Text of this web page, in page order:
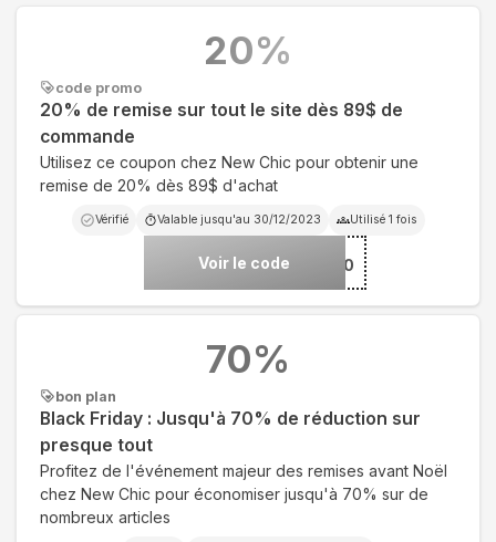
code promo
20% de remise sur tout le site dès 89$ de
commande
Utilisez ce coupon chez New Chic pour obtenir une
remise de 20% dès 89$ d'achat
Vérifié Valable jusqu'au 30/12/2023 Utilisé 1 fois
Voir le code***UB20
20%
bon plan
Black Friday : Jusqu'à 70% de réduction sur
presque tout
Profitez de l'événement majeur des remises avant Noël
chez New Chic pour économiser jusqu'à 70% sur de
nombreux articles
70%